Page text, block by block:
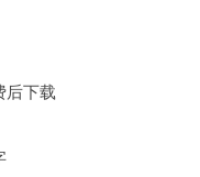
后下载